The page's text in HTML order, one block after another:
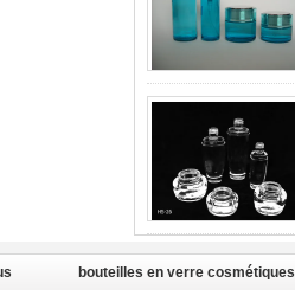
bouteilles en verre cosmétiques